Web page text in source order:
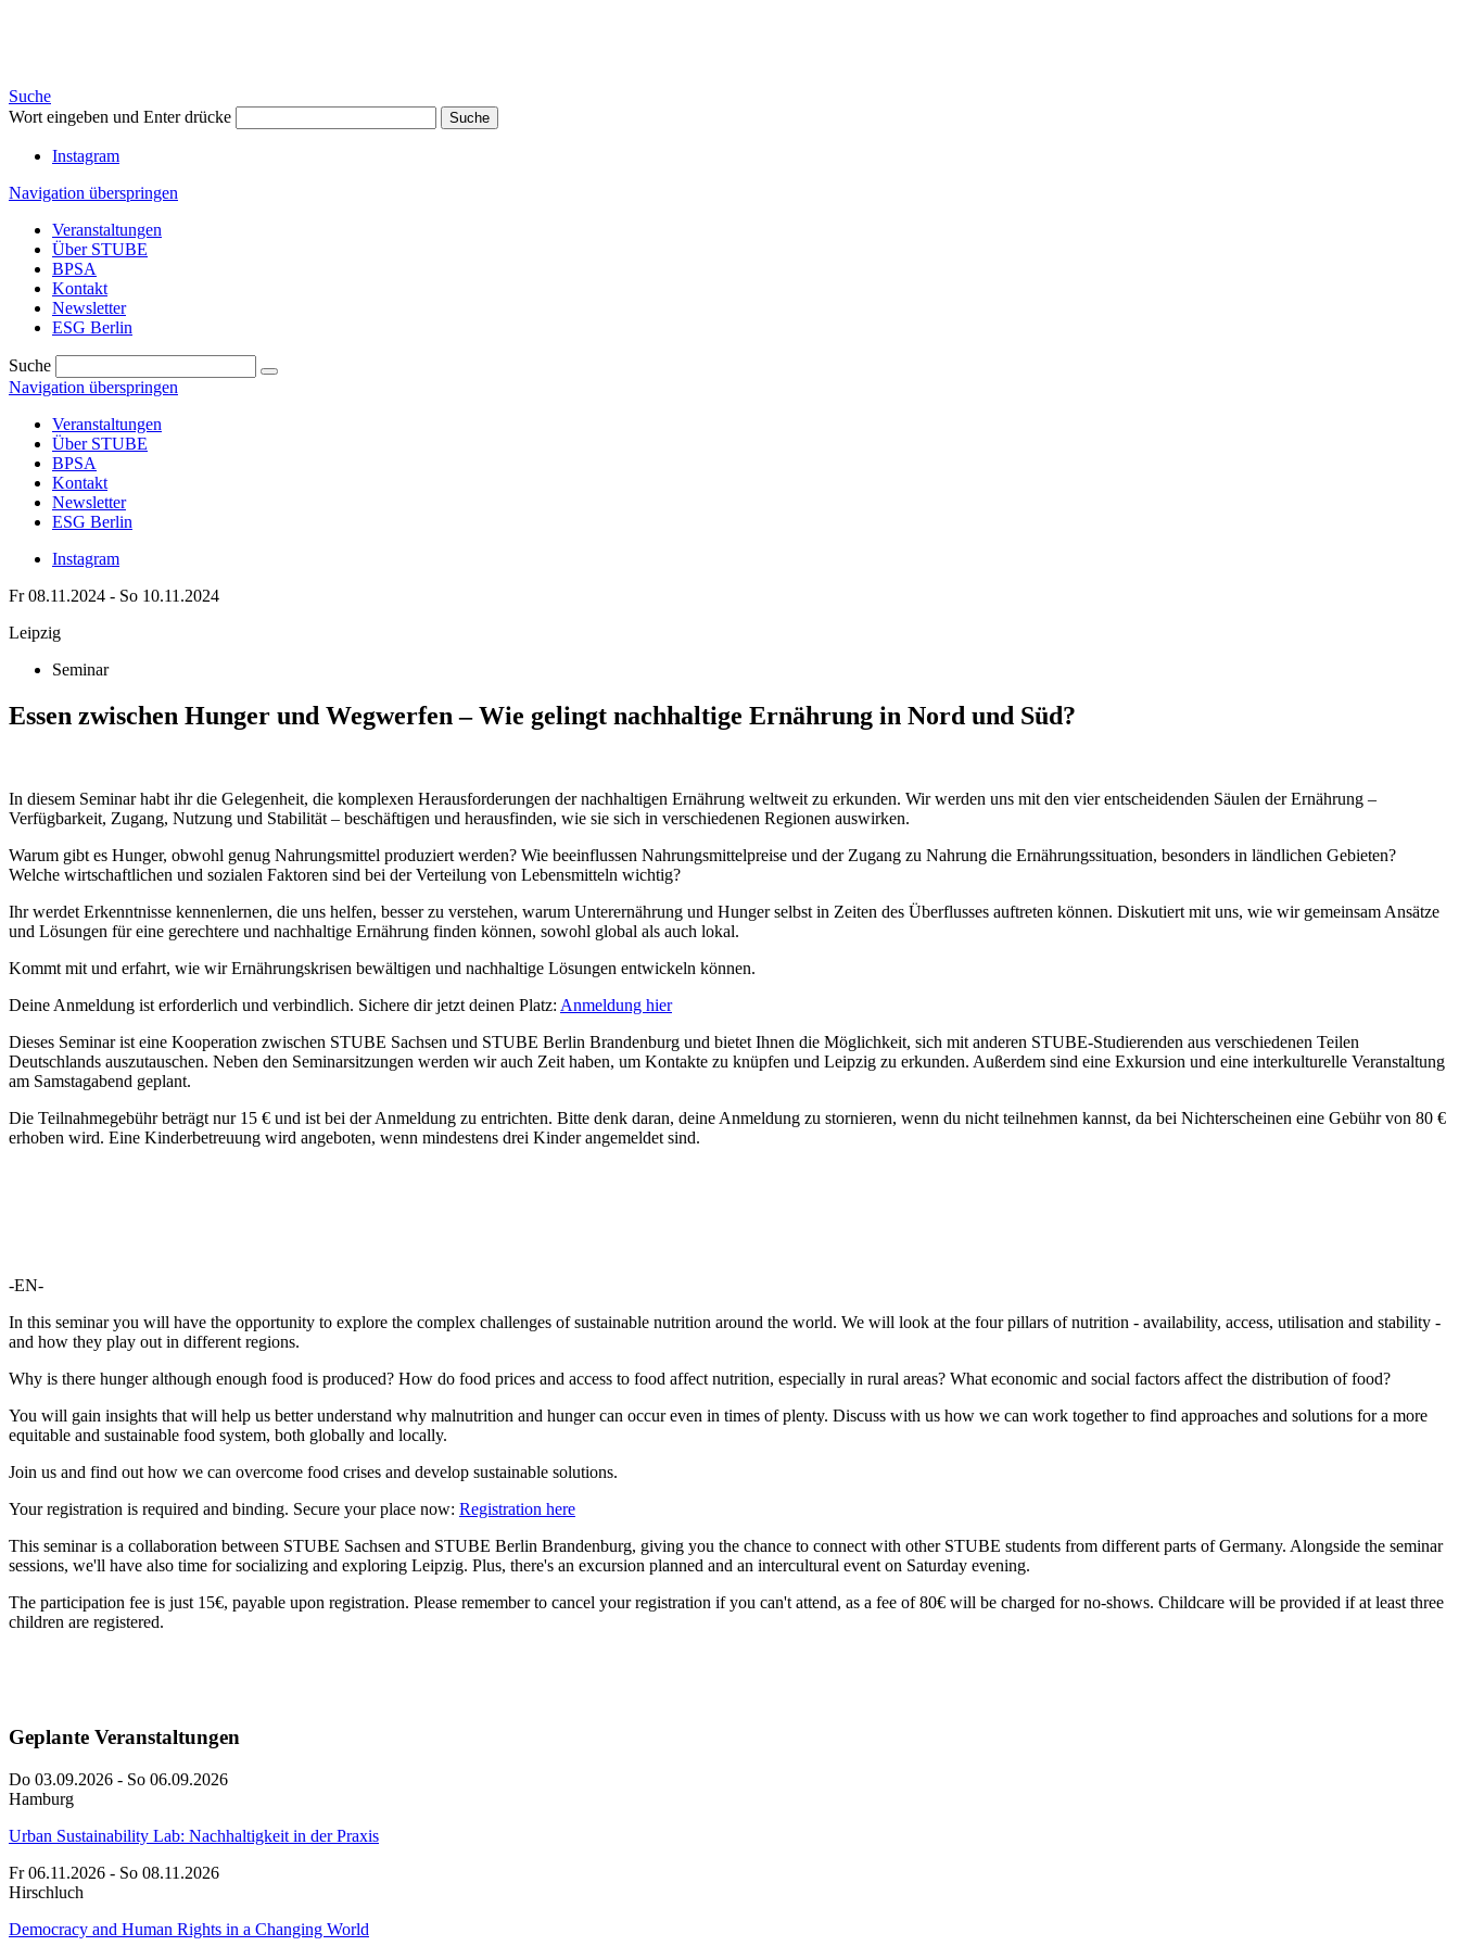
Suche
Wort eingeben und Enter drücke
Suche
Instagram
Navigation überspringen
Veranstaltungen
Über STUBE
BPSA
Kontakt
Newsletter
ESG Berlin
Suche
Navigation überspringen
Veranstaltungen
Über STUBE
BPSA
Kontakt
Newsletter
ESG Berlin
Instagram
Fr 08.11.2024 - So 10.11.2024
Leipzig
Seminar
Essen zwischen Hunger und Wegwerfen – Wie gelingt nachhaltige Ernährung in Nord und Süd?
In diesem Seminar habt ihr die Gelegenheit, die komplexen Herausforderungen der nachhaltigen Ernährung weltweit zu erkunden. Wir werden uns mit den vier entscheidenden Säulen der Ernährung –
Verfügbarkeit, Zugang, Nutzung und Stabilität – beschäftigen und herausfinden, wie sie sich in verschiedenen Regionen auswirken.
Warum gibt es Hunger, obwohl genug Nahrungsmittel produziert werden? Wie beeinflussen Nahrungsmittelpreise und der Zugang zu Nahrung die Ernährungssituation, besonders in ländlichen Gebieten?
Welche wirtschaftlichen und sozialen Faktoren sind bei der Verteilung von Lebensmitteln wichtig?
Ihr werdet Erkenntnisse kennenlernen, die uns helfen, besser zu verstehen, warum Unterernährung und Hunger selbst in Zeiten des Überflusses auftreten können. Diskutiert mit uns, wie wir gemeinsam Ansätze
und Lösungen für eine gerechtere und nachhaltige Ernährung finden können, sowohl global als auch lokal.
Kommt mit und erfahrt, wie wir Ernährungskrisen bewältigen und nachhaltige Lösungen entwickeln können.
Deine Anmeldung ist erforderlich und verbindlich. Sichere dir jetzt deinen Platz: Anmeldung hier
Dieses Seminar ist eine Kooperation zwischen STUBE Sachsen und STUBE Berlin Brandenburg und bietet Ihnen die Möglichkeit, sich mit anderen STUBE-Studierenden aus verschiedenen Teilen
Deutschlands auszutauschen. Neben den Seminarsitzungen werden wir auch Zeit haben, um Kontakte zu knüpfen und Leipzig zu erkunden. Außerdem sind eine Exkursion und eine interkulturelle Veranstaltung
am Samstagabend geplant.
Die Teilnahmegebühr beträgt nur 15 € und ist bei der Anmeldung zu entrichten. Bitte denk daran, deine Anmeldung zu stornieren, wenn du nicht teilnehmen kannst, da bei Nichterscheinen eine Gebühr von 80 €
erhoben wird. Eine Kinderbetreuung wird angeboten, wenn mindestens drei Kinder angemeldet sind.
-EN-
In this seminar you will have the opportunity to explore the complex challenges of sustainable nutrition around the world. We will look at the four pillars of nutrition - availability, access, utilisation and stability -
and how they play out in different regions.
Why is there hunger although enough food is produced? How do food prices and access to food affect nutrition, especially in rural areas? What economic and social factors affect the distribution of food?
You will gain insights that will help us better understand why malnutrition and hunger can occur even in times of plenty. Discuss with us how we can work together to find approaches and solutions for a more
equitable and sustainable food system, both globally and locally.
Join us and find out how we can overcome food crises and develop sustainable solutions.
Your registration is required and binding. Secure your place now: Registration here
This seminar is a collaboration between STUBE Sachsen and STUBE Berlin Brandenburg, giving you the chance to connect with other STUBE students from different parts of Germany. Alongside the seminar
sessions, we'll have also time for socializing and exploring Leipzig. Plus, there's an excursion planned and an intercultural event on Saturday evening.
The participation fee is just 15€, payable upon registration. Please remember to cancel your registration if you can't attend, as a fee of 80€ will be charged for no-shows. Childcare will be provided if at least three
children are registered.
Geplante Veranstaltungen
Do 03.09.2026 - So 06.09.2026
Hamburg
Urban Sustainability Lab: Nachhaltigkeit in der Praxis
Fr 06.11.2026 - So 08.11.2026
Hirschluch
Democracy and Human Rights in a Changing World